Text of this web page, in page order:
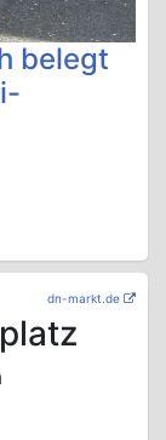
belegt
dn-markt.de